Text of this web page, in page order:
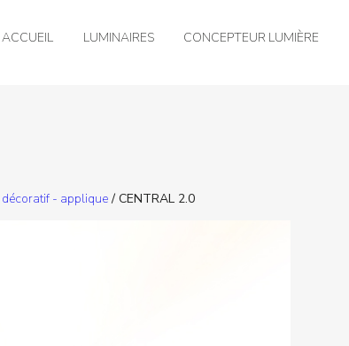
ACCUEIL LUMINAIRES CONCEPTEUR LUMIÈRE
décoratif - applique/ CENTRAL 2.0